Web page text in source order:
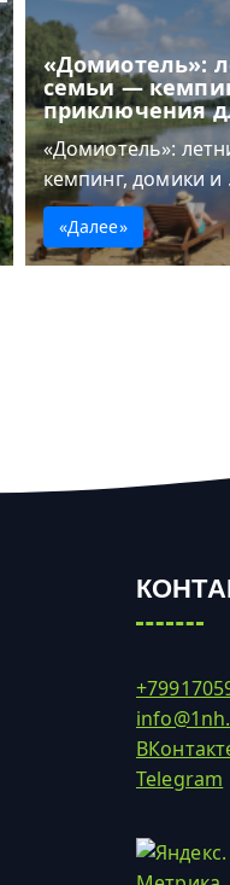
«Домиотель»:
семьи —
приключения
«Домиотель»:
кемпинг, домики и
«Далее»
Telegram